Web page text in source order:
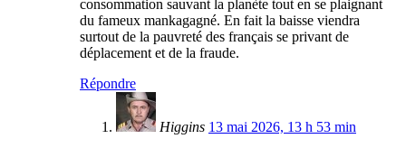
consommation sauvant la planète tout en se plaignant
du fameux mankagagné. En fait la baisse viendra
surtout de la pauvreté des français se privant de
déplacement et de la fraude.
Répondre
Higgins 13 mai 2026, 13 h 53 min